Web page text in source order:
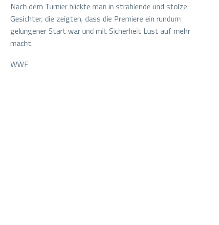
Nach dem Turnier blickte man in strahlende und stolze
Gesichter, die zeigten, dass die Premiere ein rundum
gelungener Start war und mit Sicherheit Lust auf mehr
macht.
WWF